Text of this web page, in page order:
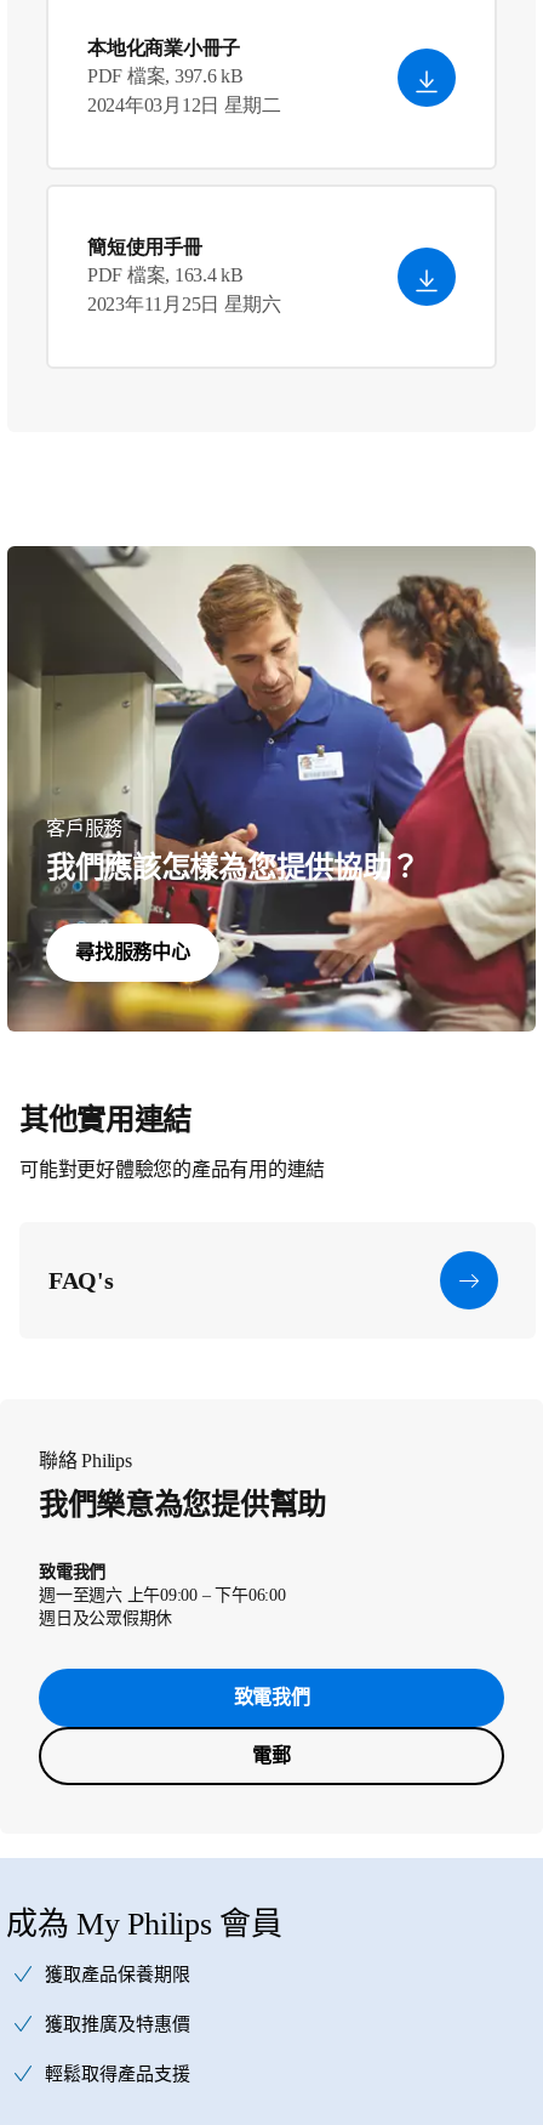
本地化商業小冊子
PDF 檔案, 397.6 kB
2024年03月12日 星期二
簡短使用手冊
PDF 檔案, 163.4 kB
2023年11月25日 星期六
客戶服務
我們應該怎樣為您提供協助？
尋找服務中心
其他實用連結
可能對更好體驗您的產品有用的連結
FAQ's
聯絡 Philips
我們樂意為您提供幫助
致電我們
週一至週六 上午09:00 – 下午06:00
週日及公眾假期休
致電我們
電郵
成為 My Philips 會員
獲取產品保養期限
獲取推廣及特惠價
輕鬆取得產品支援